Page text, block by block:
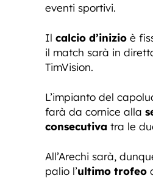
eventi sportivi.
Il calcio d’inizio è
il match sarà in
TimVision.
L’impianto del
farà da cornice alla
consecutiva tra le
All’Arechi sarà,
palio l’ultimo trofeo